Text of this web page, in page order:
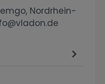
Nordrhein-